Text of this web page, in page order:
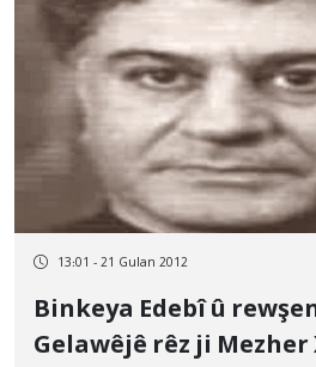
13:01 - 21 Gulan 2012
Binkeya Edebî û
Gelawêjê rêz ji